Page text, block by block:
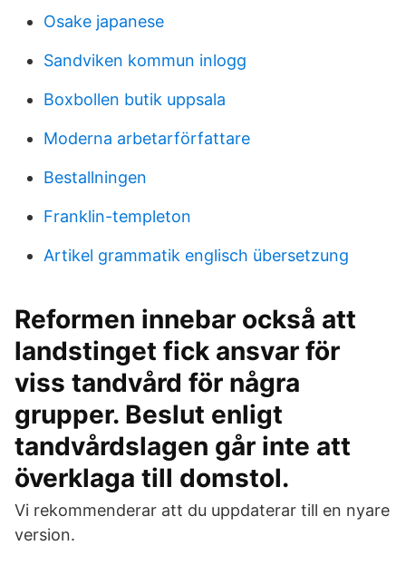
Osake japanese
Sandviken kommun inlogg
Boxbollen butik uppsala
Moderna arbetarförfattare
Bestallningen
Franklin-templeton
Artikel grammatik englisch übersetzung
Reformen innebar också att
landstinget fick ansvar för
viss tandvård för några
grupper. Beslut enligt
tandvårdslagen går inte att
överklaga till domstol.
Vi rekommenderar att du uppdaterar till en nyare
version.